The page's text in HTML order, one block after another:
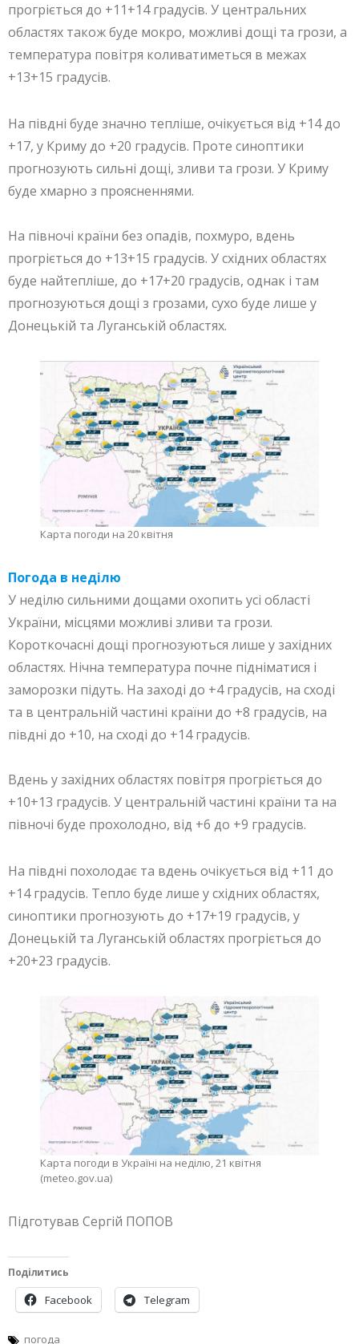
прогріється до +11+14 градусів. У центральних
областях також буде мокро, можливі дощі та грози, а
температура повітря коливатиметься в межах
+13+15 градусів.
На півдні буде значно тепліше, очікується від +14 до
+17, у Криму до +20 градусів. Проте синоптики
прогнозують сильні дощі, зливи та грози. У Криму
буде хмарно з проясненнями.
На півночі країни без опадів, похмуро, вдень
прогріється до +13+15 градусів. У східних областях
буде найтепліше, до +17+20 градусів, однак і там
прогнозуються дощі з грозами, сухо буде лише у
Донецькій та Луганській областях.
Карта погоди на 20 квітня
Погода в неділю
У неділю сильними дощами охопить усі області
України, місцями можливі зливи та грози.
Короткочасні дощі прогнозуються лише у західних
областях. Нічна температура почне підніматися і
заморозки підуть. На заході до +4 градусів, на сході
та в центральній частині країни до +8 градусів, на
півдні до +10, на сході до +14 градусів.
Вдень у західних областях повітря прогріється до
+10+13 градусів. У центральній частині країни та на
півночі буде прохолодно, від +6 до +9 градусів.
На півдні похолодає та вдень очікується від +11 до
+14 градусів. Тепло буде лише у східних областях,
синоптики прогнозують до +17+19 градусів, у
Донецькій та Луганській областях прогріється до
+20+23 градусів.
Карта погоди в Україні на неділю, 21 квітня
(meteo.gov.ua)
Підготував Сергій ПОПОВ
Поділитись
Facebook Telegram
погода